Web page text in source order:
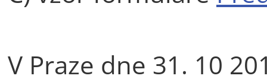
V Praze dne 31. 10